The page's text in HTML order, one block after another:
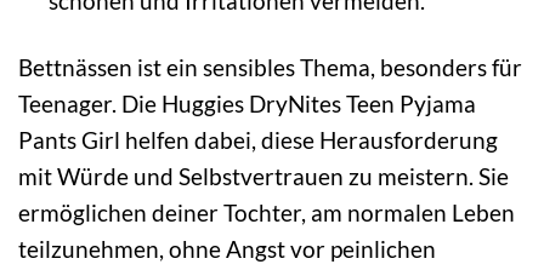
Bettnässen ist ein sensibles Thema, besonders für
Teenager. Die Huggies DryNites Teen Pyjama
Pants Girl helfen dabei, diese Herausforderung
mit Würde und Selbstvertrauen zu meistern. Sie
ermöglichen deiner Tochter, am normalen Leben
teilzunehmen, ohne Angst vor peinlichen